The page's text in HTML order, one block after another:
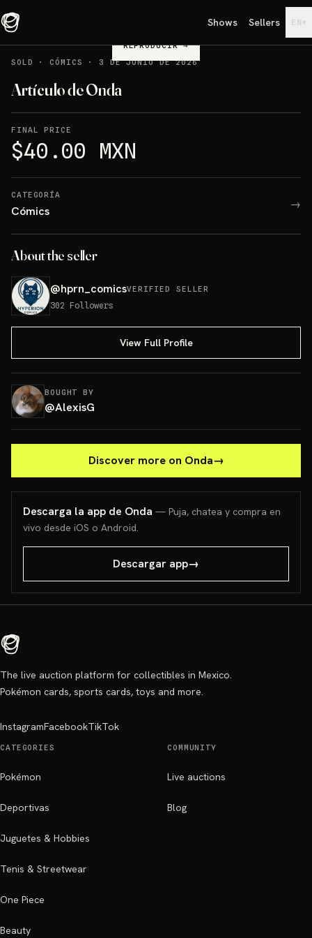
Shows Sellers EN ▾
REPRODUCIR→
SOLD
·CÓMICS · 3 DE JUNIO DE 2026
Artículo de Onda
FINAL PRICE
$40.00 MXN
CATEGORÍA
Cómics →
About the seller
@hprn_comicsVERIFIED SELLER
302 Followers
View Full Profile
BOUGHT BY
@AlexisG
Discover more on Onda→
Descarga la app de Onda — Puja, chatea y compra en
vivo desde iOS o Android.
Descargar app→
The live auction platform for collectibles in Mexico.
Pokémon cards, sports cards, toys and more.
InstagramFacebookTikTok
CATEGORIES
Pokémon
Deportivas
Juguetes & Hobbies
Tenis & Streetwear
One Piece
Beauty
COMMUNITY
Live auctions
Blog